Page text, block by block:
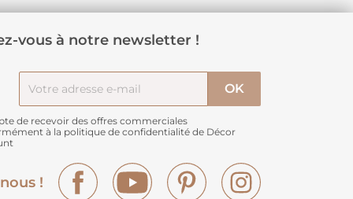
vous à notre newsletter !
de recevoir des offres commerciales
à la politique de confidentialité de Décor
!
Facebook YouTube Pinterest